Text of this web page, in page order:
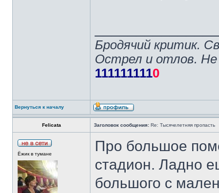
Бродячий критик.
Острел и отлов. Не
1111111110
Вернуться к началу
Felicata Заголовок сообщения: Re: Тысячелетняя пропасть
Ёжик в тумане
Про большое
стадион. Ладно
большого с